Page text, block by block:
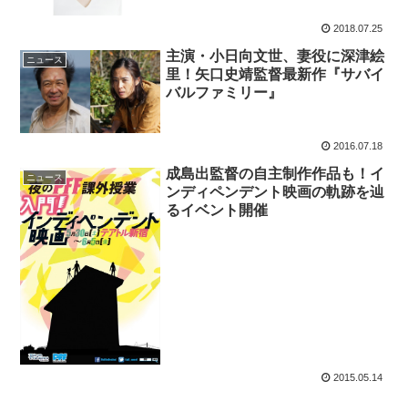
2018.07.25
ニュース
主演・小日向文世、妻役に深津絵
里！矢口史靖監督最新作『サバイ
バルファミリー』
2016.07.18
ニュース
成島出監督の自主制作作品も！イ
ンディペンデント映画の軌跡を辿
るイベント開催
2015.05.14